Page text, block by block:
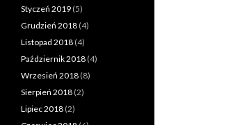
Styczeń 2019 (5)
Grudzień 2018 (4)
Listopad 2018 (4)
Październik 2018 (4)
Wrzesień 2018 (8)
Sierpień 2018 (2)
Lipiec 2018 (2)